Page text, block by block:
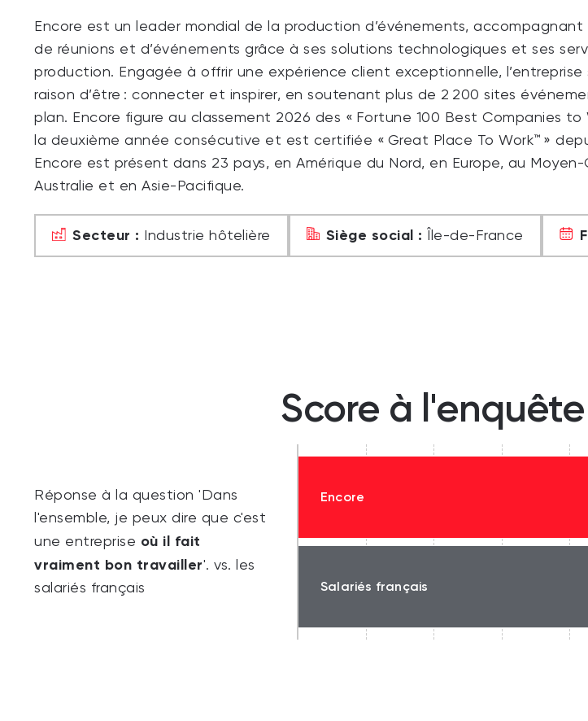
Encore est un leader mondial de la production d’événements, accompagnant
de réunions et d’événements grâce à ses solutions technologiques et ses
production. Engagée à offrir une expérience client exceptionnelle, l’entreprise
raison d’être : connecter et inspirer, en soutenant plus de 2 200 sites
plan. Encore figure au classement 2026 des « Fortune 100 Best Companies to
la deuxième année consécutive et est certifiée « Great Place To Work™ »
Encore est présent dans 23 pays, en Amérique du Nord, en Europe, au
Australie et en Asie-Pacifique.
Secteur : Industrie hôtelière Siège social : Île-de-France
Score à
Réponse à la question 'Dans
l'ensemble, je peux dire que c'est
une entreprise où il fait
vraiment bon travailler'. vs. les
salariés français
Encore
Salariés français